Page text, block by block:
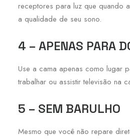
receptores para luz que quando
a qualidade de seu sono.
4 – APENAS PARA
Use a cama apenas como lugar
trabalhar ou assistir televisão na
5 – SEM BARULHO
Mesmo que você não repare